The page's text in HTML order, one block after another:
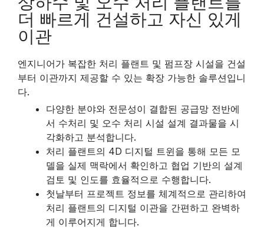
더 빠르게 건설하고 자신 있게
이관
엔지니어가 복잡한 처리 플랜트 및 펌프장 시설을 건설
부터 이관까지 제공할 수 있는 확장 가능한 솔루션입니
다.
다양한 분야와 전문성이 결합된 공급망 전반에
서 수처리 및 오수 처리 시설 설계 결과물을 시
각화하고 분석합니다.
처리 플랜트의 4D 디지털 트윈을 통해 모든 모
델을 실제 맥락에서 확인하고 협업 기반의 설계
검토 및 인도를 효율적으로 수행합니다.
첫날부터 프로젝트 정보를 체계적으로 관리하여
처리 플랜트의 디지털 이관을 간편하고 완벽하
게 이루어지게 합니다.